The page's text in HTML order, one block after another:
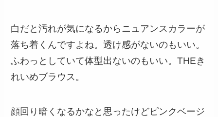
白だと汚れが気になるからニュアンスカラーが
落ち着くんですよね。透け感がないのもいい。
ふわっとしていて体型出ないのもいい。THEき
れいめブラウス。
顔回り暗くなるかなと思ったけどピンクベージ